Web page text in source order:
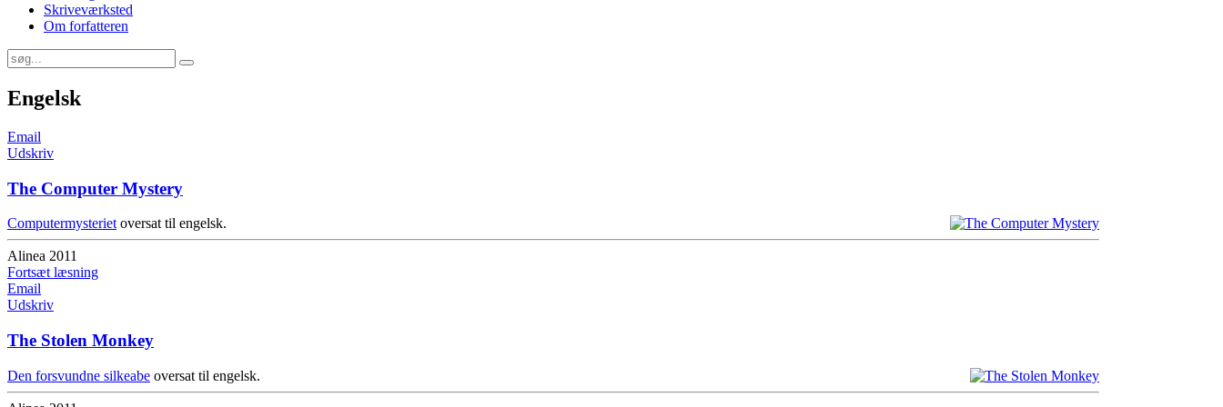
Skriveværksted
Om forfatteren
Engelsk
Email
Udskriv
The Computer Mystery
Computermysteriet oversat til engelsk.
Alinea 2011
Fortsæt læsning
Email
Udskriv
The Stolen Monkey
Den forsvundne silkeabe oversat til engelsk.